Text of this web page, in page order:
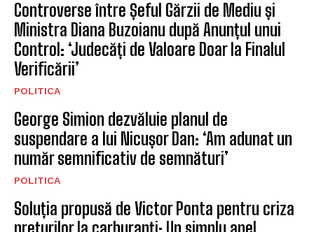
Controverse între Șeful Gărzii de Mediu și
Ministra Diana Buzoianu după Anunțul unui
Control: ‘Judecăți de Valoare Doar la Finalul
Verificării’
POLITICA
George Simion dezvăluie planul de
suspendare a lui Nicușor Dan: ‘Am adunat un
număr semnificativ de semnături’
POLITICA
Soluția propusă de Victor Ponta pentru criza
prețurilor la carburanți: Un simplu apel